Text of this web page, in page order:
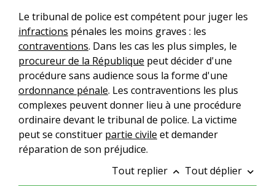
Le tribunal de police est compétent pour juger les
infractions pénales les moins graves : les
contraventions. Dans les cas les plus simples, le
procureur de la République peut décider d'une
procédure sans audience sous la forme d'une
ordonnance pénale. Les contraventions les plus
complexes peuvent donner lieu à une procédure
ordinaire devant le tribunal de police. La victime
peut se constituer partie civile et demander
réparation de son préjudice.
Tout replier keyboard_arrow_up Tout déplier keyboard_arrow_down